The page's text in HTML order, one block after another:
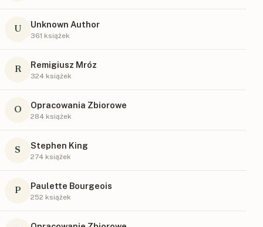
U
Unknown Author
361 książek
R
Remigiusz Mróz
324 książek
O
Opracowania Zbiorowe
284 książek
S
Stephen King
274 książek
P
Paulette Bourgeois
252 książek